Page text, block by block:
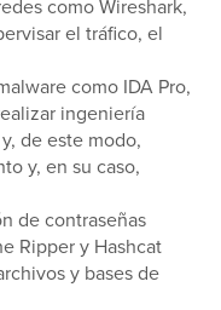
como Wireshark,
el tráfico, el
como IDA Pro,
ingeniería
de este modo,
y, en su caso,
de contraseñas
Ripper y Hashcat
y bases de